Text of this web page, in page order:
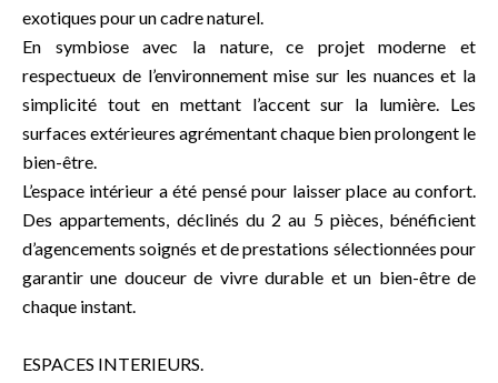
exotiques pour un cadre naturel.
En symbiose avec la nature, ce projet moderne et
respectueux de l’environnement mise sur les nuances et la
simplicité tout en mettant l’accent sur la lumière. Les
surfaces extérieures agrémentant chaque bien prolongent le
bien-être.
L’espace intérieur a été pensé pour laisser place au confort.
Des appartements, déclinés du 2 au 5 pièces, bénéficient
d’agencements soignés et de prestations sélectionnées pour
garantir une douceur de vivre durable et un bien-être de
chaque instant.
ESPACES INTERIEURS.